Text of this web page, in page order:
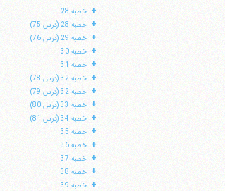
+ خطبه 28
+ خطبه 28 (درس 75)
+ خطبه 29 (درس 76)
+ خطبه 30
+ خطبه 31
+ خطبه 32 (درس 78)
+ خطبه 32 (درس 79)
+ خطبه 33 (درس 80)
+ خطبه 34 (درس 81)
+ خطبه 35
+ خطبه 36
+ خطبه 37
+ خطبه 38
+ خطبه 39